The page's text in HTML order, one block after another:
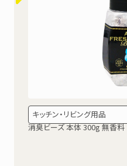
キッチン・リビング用品
消臭ビーズ 本体 300g 無香料